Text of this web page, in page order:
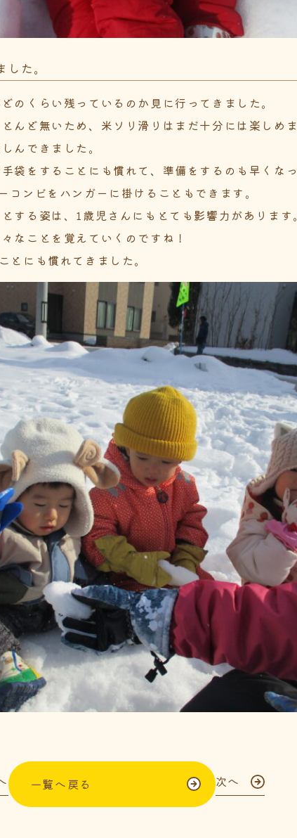
た。
のくらい残っているのか見に行ってきました。
んど無いため、米ソリ滑りはまだ十分には楽しめ
んできました。
袋をすることにも慣れて、準備をするのも早くなっ
ンビをハンガーに掛けることもできます。
する姿は、1歳児さんにもとても影響力があります。
なことを覚えていくのですね！
にも慣れてきました。
一覧へ戻る 次へ